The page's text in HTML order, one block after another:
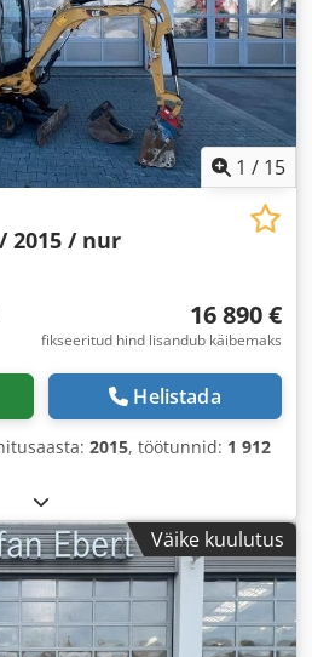
1 / 15
2015 / nur
16 890 €
fikseeritud hind lisandub käibemaks
Helistada
2015, töötunnid: 1 912
Väike kuulutus